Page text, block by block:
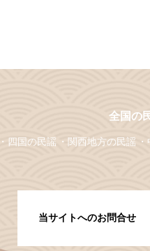
全国の
四国の民謡 関西地方の民謡
当サイトへのお問合せ